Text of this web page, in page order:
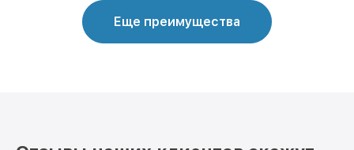
Еще преимущества